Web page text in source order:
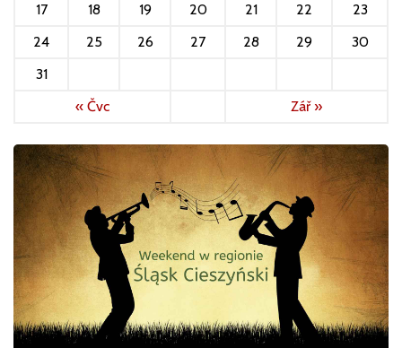
17
18 19 20 21 22
23
24
25 26 27 28 29
30
31
« Čvc
Zář »